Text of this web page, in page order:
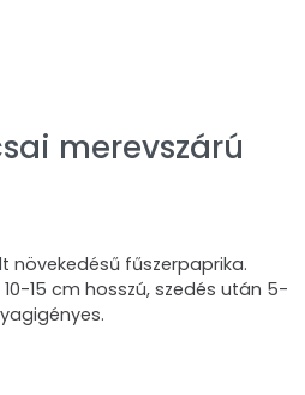
merevszárú
növekedésű fűszerpaprika.
15 cm hosszú, szedés után 5-